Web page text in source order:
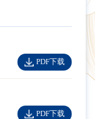
PDF下载
PDF下载